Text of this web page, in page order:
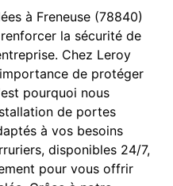
à Freneuse (78840)
la sécurité de
Chez Leroy
de protéger
pourquoi nous
de portes
à vos besoins
disponibles 24/7,
pour vous offrir